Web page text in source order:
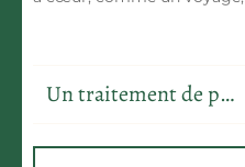
Un traitement de punaise de lit pour vivre sainement